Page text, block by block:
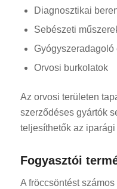
Diagnosztikai
Sebészeti
Gyógyszeradagoló
Orvosi burkolatok
Az orvosi területen
szerződéses gyártók
teljesíthetők az
Fogyasztói
A fröccsöntést